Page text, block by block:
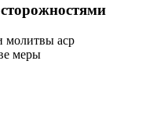
молитвы аср
меры